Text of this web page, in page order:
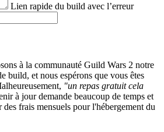
Lien rapide du build avec l’erreur
à la communauté Guild Wars 2 notre
build, et nous espérons que vous êtes
"un repas gratuit cela
à jour demande beaucoup de temps et
frais mensuels pour l'hébergement du